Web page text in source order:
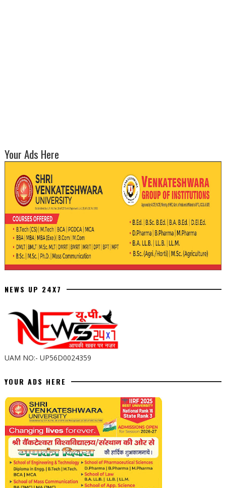
Your Ads Here
NEWS UP 24X7
UAM NO:- UP56D0024359
YOUR ADS HERE